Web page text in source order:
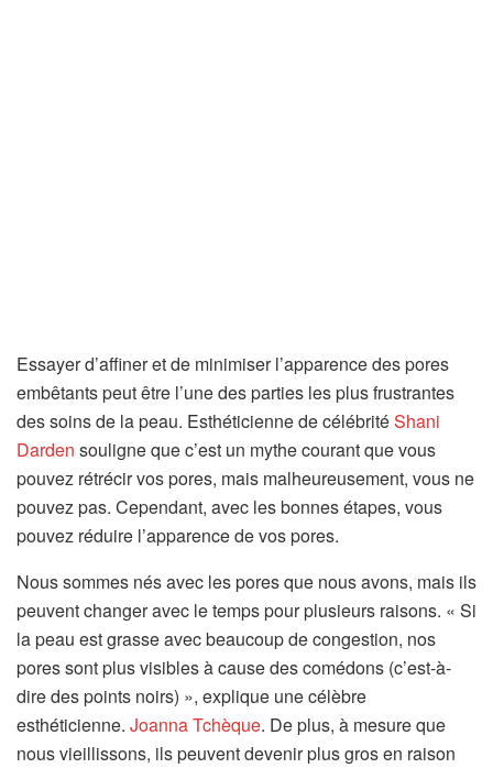
Essayer d’affiner et de minimiser l’apparence des pores
embêtants peut être l’une des parties les plus frustrantes
des soins de la peau. Esthéticienne de célébritéShani
Darden souligne que c’est un mythe courant que vous
pouvez rétrécir vos pores, mais malheureusement, vous ne
pouvez pas. Cependant, avec les bonnes étapes, vous
pouvez réduire l’apparence de vos pores.
Nous sommes nés avec les pores que nous avons, mais ils
peuvent changer avec le temps pour plusieurs raisons. « Si
la peau est grasse avec beaucoup de congestion, nos
pores sont plus visibles à cause des comédons (c’est-à-
dire des points noirs) », explique une célèbre
esthéticienne. Joanna Tchèque. De plus, à mesure que
nous vieillissons, ils peuvent devenir plus gros en raison